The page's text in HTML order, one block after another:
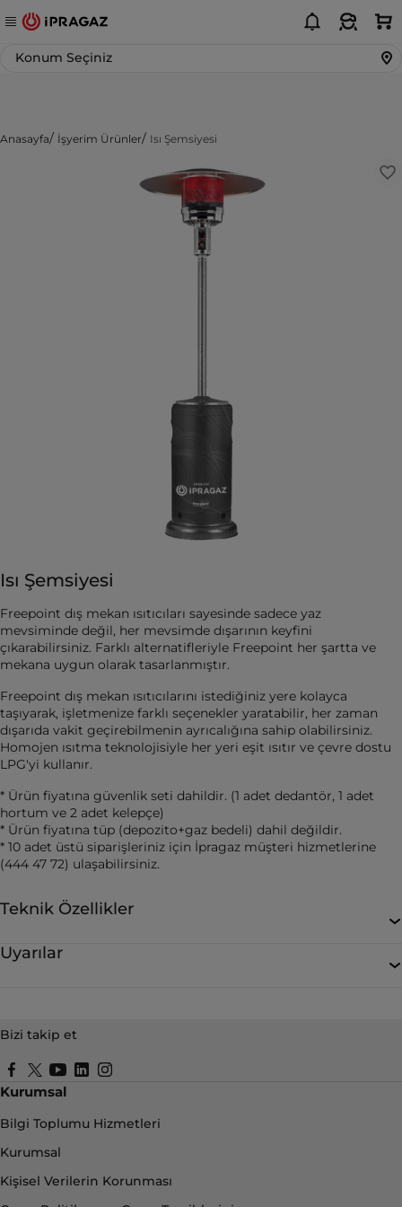
Konum Seçiniz
Anasayfa İşyerim Ürünler Isı Şemsiyesi
Isı Şemsiyesi
Freepoint dış mekan ısıtıcıları sayesinde sadece yaz
mevsiminde değil, her mevsimde dışarının keyfini
çıkarabilirsiniz. Farklı alternatifleriyle Freepoint her şartta ve
mekana uygun olarak tasarlanmıştır.
Freepoint dış mekan ısıtıcılarını istediğiniz yere kolayca
taşıyarak, işletmenize farklı seçenekler yaratabilir, her zaman
dışarıda vakit geçirebilmenin ayrıcalığına sahip olabilirsiniz.
Homojen ısıtma teknolojisiyle her yeri eşit ısıtır ve çevre dostu
LPG'yi kullanır.
* Ürün fiyatına güvenlik seti dahildir. (1 adet dedantör, 1 adet
hortum ve 2 adet kelepçe)
* Ürün fiyatına tüp (depozito+gaz bedeli) dahil değildir.
* 10 adet üstü siparişleriniz için İpragaz müşteri hizmetlerine
(444 47 72) ulaşabilirsiniz.
Teknik Özellikler
Uyarılar
Bizi takip et
Kurumsal
Bilgi Toplumu Hizmetleri
Kurumsal
Kişisel Verilerin Korunması